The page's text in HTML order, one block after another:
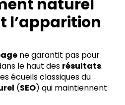
naturel
l’apparition
ne garantit pas pour
le haut des résultats.
écueils classiques du
(SEO) qui maintiennent